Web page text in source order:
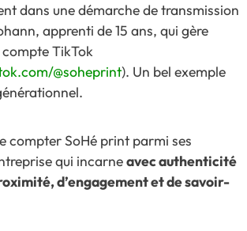
dans une démarche de transmission
apprenti de 15 ans, qui gère
TikTok
@soheprint). Un bel exemple
compter SoHé print parmi ses
qui incarneavec authenticité
d’engagement et de savoir-